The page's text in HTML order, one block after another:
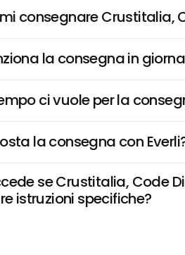
consegnare Crustitalia,
la consegna in
ci vuole per la
la consegna con
se Crustitalia, Code
istruzioni specifiche?